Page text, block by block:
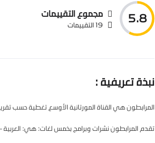
5.8 مجموع التقييمات
19 التقييمات
نبذة تعريفية :
المرابطون هي القناة المورتانية الأوسع تغطية حسب
تقدم المرابطون نشرات وبرامج بخمس لغات: هي: العربية